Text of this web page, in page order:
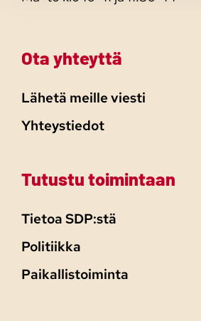
Ota yhteyttä
Lähetä meille viesti
Yhteystiedot
Tutustu toimintaan
Tietoa SDP:stä
Politiikka
Paikallistoiminta